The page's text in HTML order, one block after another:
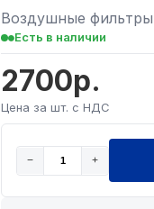
Воздушные фильтры
Есть в наличии
2700р.
Цена за шт. с НДС
− +